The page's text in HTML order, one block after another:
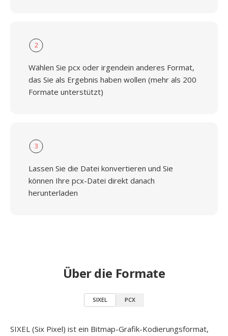
2
Wählen Sie pcx oder irgendein anderes Format,
das Sie als Ergebnis haben wollen (mehr als 200
Formate unterstützt)
3
Lassen Sie die Datei konvertieren und Sie
können Ihre pcx-Datei direkt danach
herunterladen
Über die Formate
SIXEL PCX
SIXEL (Six Pixel) ist ein Bitmap-Grafik-Kodierungsformat,